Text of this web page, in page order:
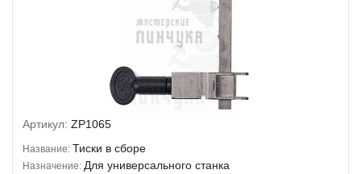
Артикул: ZP1065
Название: Тиски в сборе
Назначение: Для универсального станка